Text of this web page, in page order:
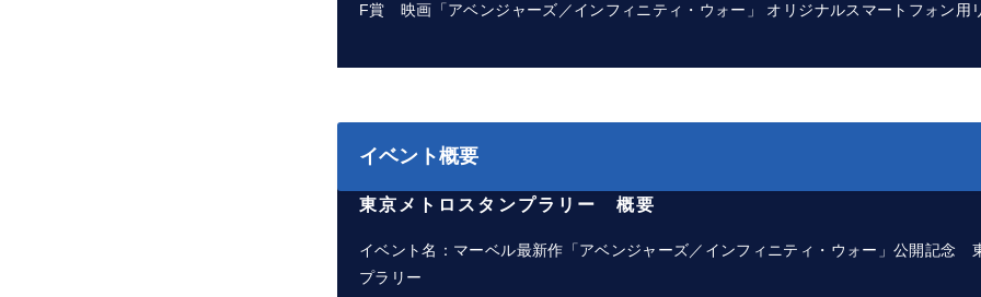
F賞 映画「アベンジャーズ／インフィニティ・ウォー」 オリジナルスマートフォン用
イベント概要
東京メトロスタンプラリー 概要
イベント名：マーベル最新作「アベンジャーズ／インフィニティ・ウォー」公開記念
プラリー